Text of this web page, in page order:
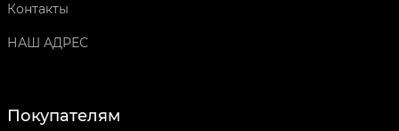
Контакты
НАШ АДРЕС
Покупателям